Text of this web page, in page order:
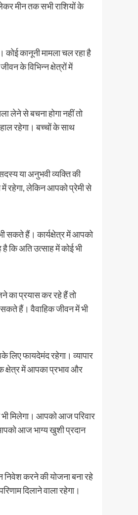
मीन तक सभी राशियों के
कानूनी मामला चल रहा है
के विभिन्न क्षेत्रों में
से बचना होगा नहीं तो
रहेगा। बच्चों के साथ
या अनुभवी व्यक्ति की
रहेगा, लेकिन आपको प्रेमी से
हैं। कार्यक्षेत्र में आपको
कि अति उत्साह में कोई भी
का प्रयास कर रहे हैं तो
हैं। वैवाहिक जीवन में भी
फायदेमंद रहेगा। व्यापार
क्षेत्र में आपका प्रभाव और
मिलेगा। आपको आज परिवार
आज भाग्य खुशी प्रदान
करने की योजना बना रहे
दिलाने वाला रहेगा।